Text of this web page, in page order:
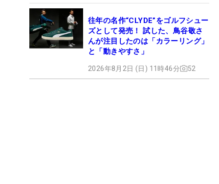
往年の名作“CLYDE”をゴルフシュー
ズとして発売！ 試した、鳥谷敬さ
んが注目したのは「カラーリング」
と「動きやすさ」
2026年8月2日 (日) 11時46分 52